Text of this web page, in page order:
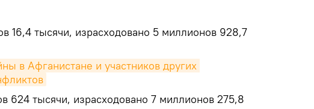
16,4 тысячи, израсходовано 5 миллионов 928,7
в Афганистане и участников других
624 тысячи, израсходовано 7 миллионов 275,8